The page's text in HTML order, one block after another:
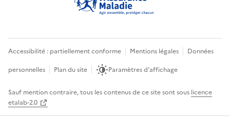
Accessibilité : partiellement conforme Mentions légales
Données
personnelles
Plan du site Paramètres d'affichage
Sauf mention contraire, tous les contenus de ce site sont sous licence
etalab-2.0